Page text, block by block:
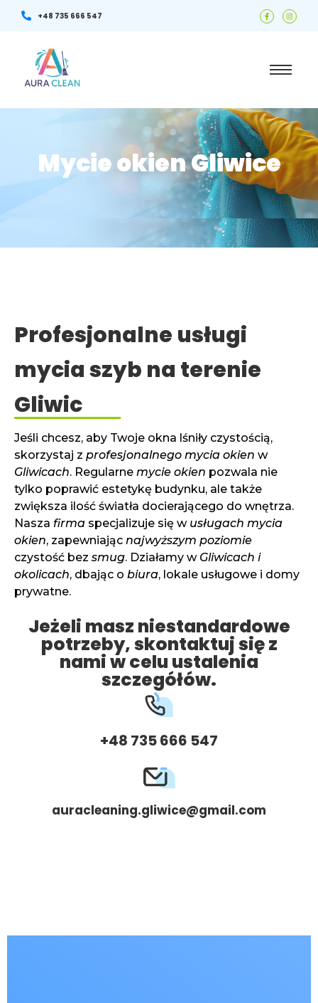
+48 735 666 547
Mycie okien Gliwice
Profesjonalne usługi
mycia szyb na terenie
Gliwic
Jeśli chcesz, aby Twoje okna lśniły czystością,
skorzystaj z profesjonalnego mycia okien w
Gliwicach. Regularne mycie okien pozwala nie
tylko poprawić estetykę budynku, ale także
zwiększa ilość światła docierającego do wnętrza.
Nasza firma specjalizuje się w usługach mycia
okien, zapewniając najwyższym poziomie
czystość bez smug. Działamy w Gliwicach i
okolicach, dbając o biura, lokale usługowe i domy
prywatne.
Jeżeli masz niestandardowe
potrzeby, skontaktuj się z
nami w celu ustalenia
szczegółów.
+48 735 666 547
auracleaning.gliwice@gmail.com